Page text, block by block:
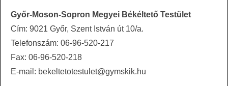
Győr-Moson-Sopron Megyei Békéltető Testület
Cím: 9021 Győr, Szent István út 10/a.
Telefonszám: 06-96-520-217
Fax: 06-96-520-218
E-mail: bekeltetotestulet@gymskik.hu